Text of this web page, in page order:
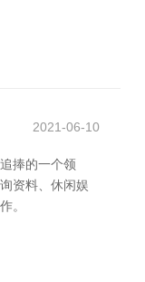
2021-06-10
捧的一个领
资料、休闲娱
。